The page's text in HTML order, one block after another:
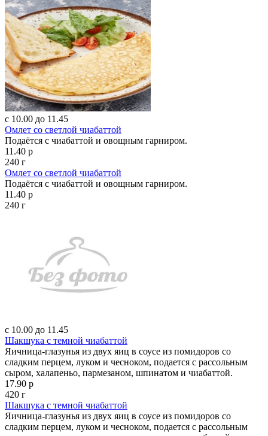
с 10.00 до 11.45
Омлет со светлой чиабаттой
Подаётся с чиабаттой и овощным гарниром.
11.40 р
240 г
Омлет со светлой чиабаттой
Подаётся с чиабаттой и овощным гарниром.
11.40 р
240 г
с 10.00 до 11.45
Шакшука с темной чиабаттой
Яичница-глазунья из двух яиц в соусе из помидоров со
сладким перцем, луком и чесноком, подается с рассольным
сыром, халапеньо, пармезаном, шпинатом и чиабаттой.
17.90 р
420 г
Шакшука с темной чиабаттой
Яичница-глазунья из двух яиц в соусе из помидоров со
сладким перцем, луком и чесноком, подается с рассольным